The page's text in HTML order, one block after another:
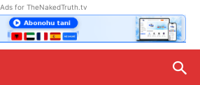
Ads for TheNakedTruth.tv